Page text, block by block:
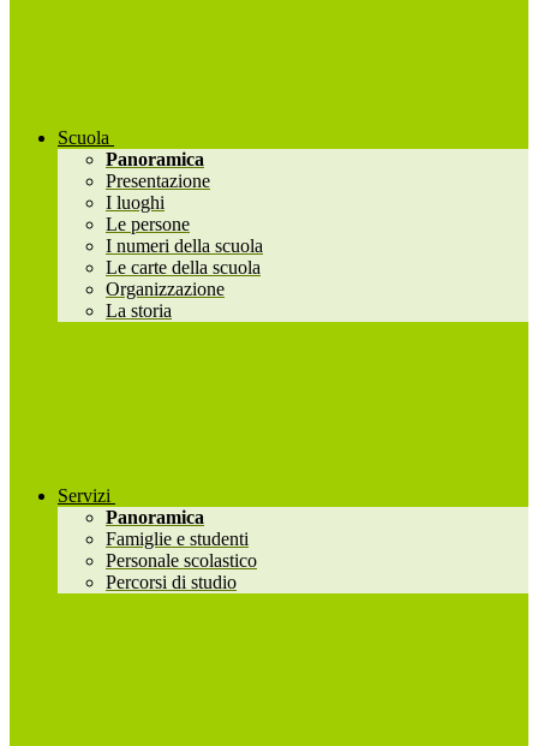
Scuola
Panoramica
Presentazione
I luoghi
Le persone
I numeri della scuola
Le carte della scuola
Organizzazione
La storia
Servizi
Panoramica
Famiglie e studenti
Personale scolastico
Percorsi di studio